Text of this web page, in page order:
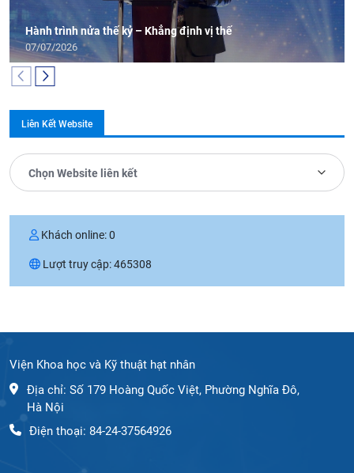
Hành trình nửa thế kỷ – Khẳng định vị thế
07/07/2026
Liên Kết Website
Chọn Website liên kết
Khách online:0
Lượt truy cập:465308
Viện Khoa học và Kỹ thuật hạt nhân
Địa chỉ: Số 179 Hoàng Quốc Việt, Phường Nghĩa Đô,
Hà Nội
Điện thoại: 84-24-37564926